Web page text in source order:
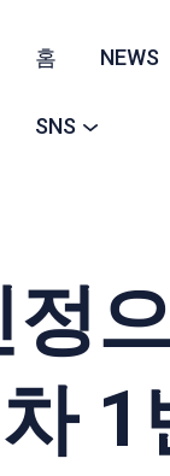
홈 NEWS
SNS
1